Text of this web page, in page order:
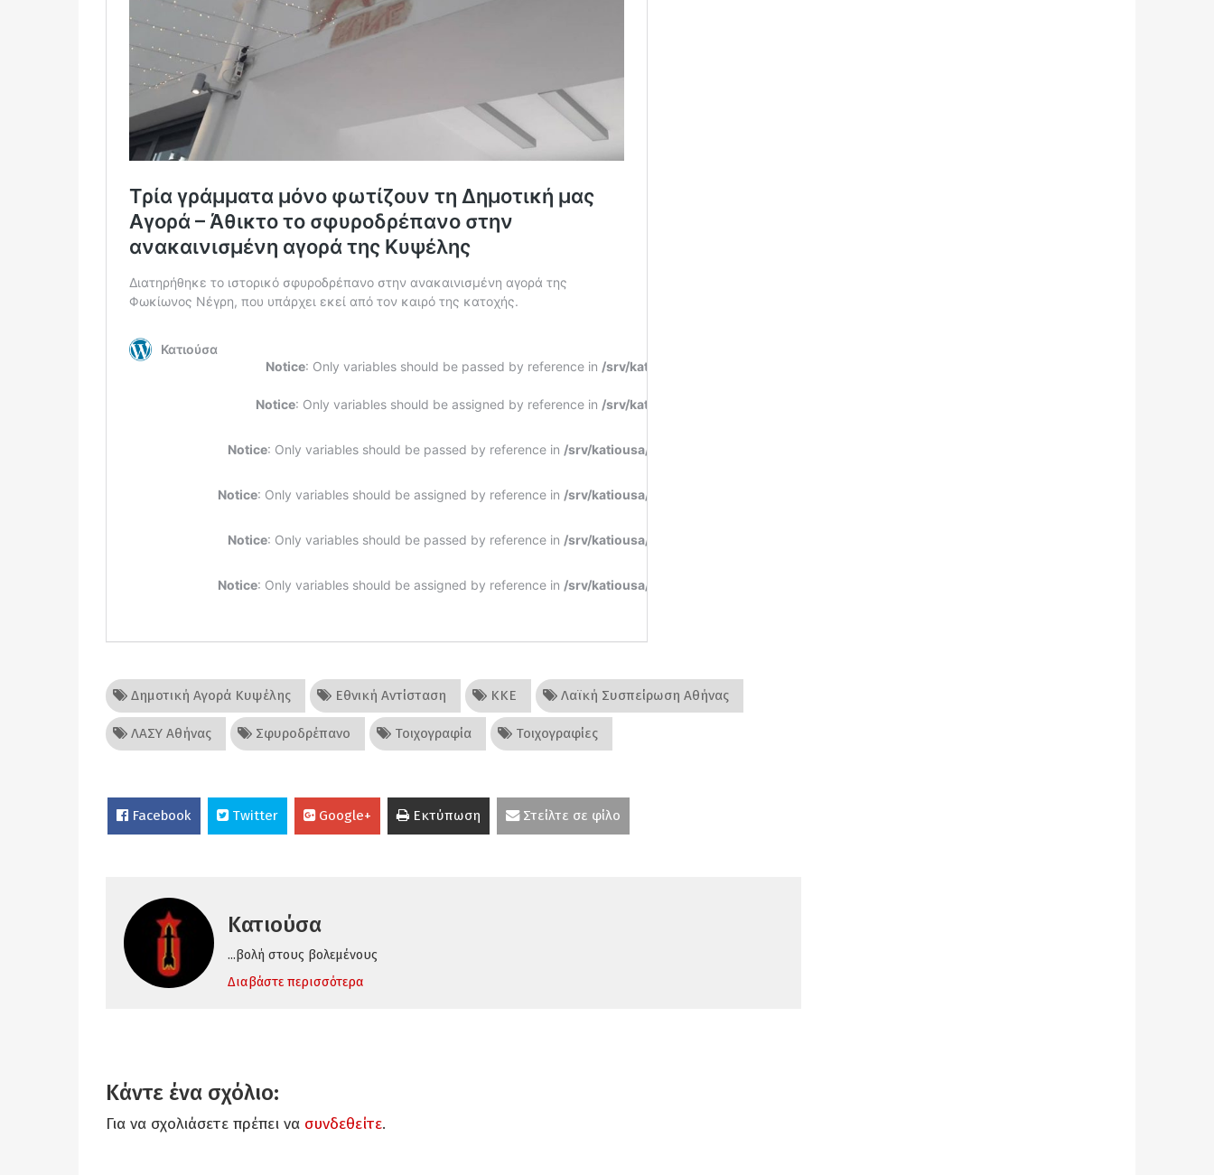
Δημοτική Αγορά Κυψέλης Εθνική Αντίσταση ΚΚΕ Λαϊκή Συσπείρωση Αθήνας
ΛΑΣΥ Αθήνας Σφυροδρέπανο Τοιχογραφία Τοιχογραφίες
Facebook Twitter Google+ Εκτύπωση Στείλτε σε φίλο
Κατιούσα
...βολή στους βολεμένους
Διαβάστε περισσότερα
Κάντε ένα σχόλιο:
Για να σχολιάσετε πρέπει να συνδεθείτε.